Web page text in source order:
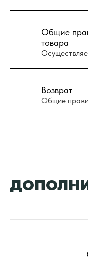
Общие
товара
Возврат
Общие